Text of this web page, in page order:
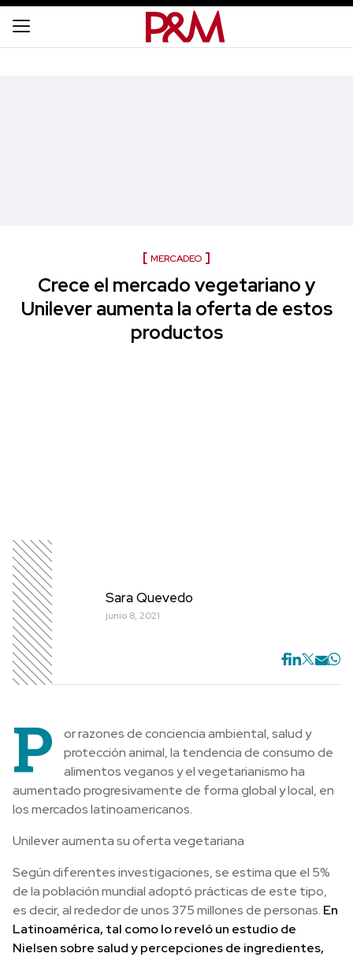
MERCADEO
Crece el mercado vegetariano y
Unilever aumenta la oferta de estos
productos
Sara Quevedo
junio 8, 2021
P
or razones de conciencia ambiental, salud y
protección animal, la tendencia de consumo de
alimentos veganos y el vegetarianismo ha
aumentado progresivamente de forma global y local, en
los mercados latinoamericanos.
Unilever aumenta su oferta vegetariana
Según diferentes investigaciones, se estima que el 5%
de la población mundial adoptó prácticas de este tipo,
es decir, al rededor de unos 375 millones de personas. En
Latinoamérica, tal como lo reveló un estudio de
Nielsen sobre salud y percepciones de ingredientes,